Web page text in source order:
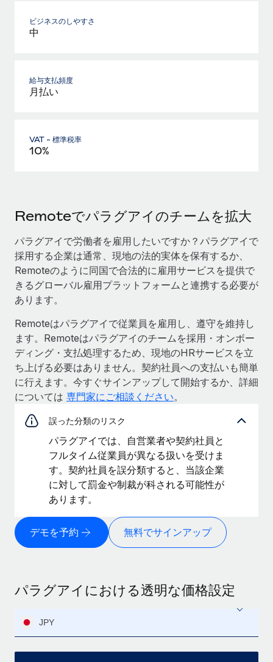
ビジネスのしやすさ
中
給与支払頻度
月払い
VAT - 標準税率
10%
Remoteでパラグアイのチームを拡大
パラグアイで労働者を雇用したいですか？パラグアイで
採用する企業は通常、現地の法的実体を保有するか、
Remoteのように同国で合法的に雇用サービスを提供で
きるグローバル雇用プラットフォームと連携する必要が
あります。
Remoteはパラグアイで従業員を雇用し、遵守を維持し
ます。Remoteはパラグアイのチームを採用・オンボー
ディング・支払処理するため、現地のHRサービスを立
ち上げる必要はありません。契約社員への支払いも簡単
に行えます。今すぐサインアップして開始するか、詳細
については 専門家にご相談ください。
誤った分類のリスク
パラグアイでは、自営業者や契約社員と
フルタイム従業員が異なる扱いを受けま
す。契約社員を誤分類すると、当該企業
に対して罰金や制裁が科される可能性が
あります。
デモを予約 無料でサインアップ
パラグアイにおける透明な価格設定
JPY